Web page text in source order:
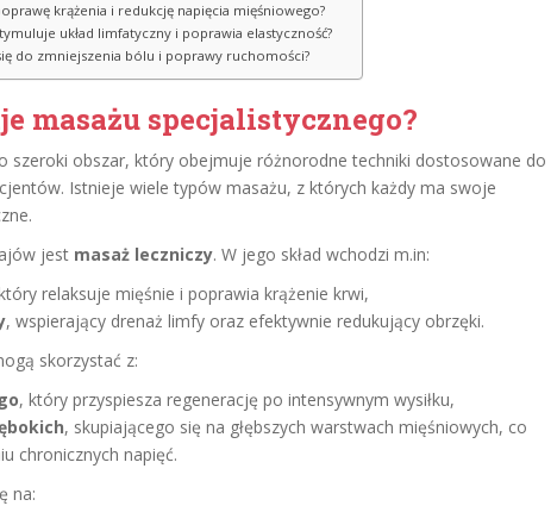
krążenia i redukcję napięcia mięśniowego?
układ limfatyczny i poprawia elastyczność?
do zmniejszenia bólu i poprawy ruchomości?
masażu specjalistycznego?
szeroki obszar, który obejmuje różnorodne techniki dostosowane do
Istnieje wiele typów masażu, z których każdy ma swoje
jest masaż leczniczy. W jego skład wchodzi m.in:
relaksuje mięśnie i poprawia krążenie krwi,
, wspierający drenaż limfy oraz efektywnie redukujący obrzęki.
skorzystać z:
, który przyspiesza regenerację po intensywnym wysiłku,
, skupiającego się na głębszych warstwach mięśniowych, co
chronicznych napięć.
na: